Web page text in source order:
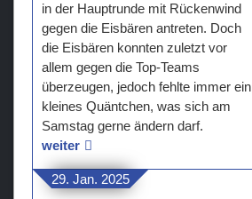
in der Hauptrunde mit Rückenwind
gegen die Eisbären antreten. Doch
die Eisbären konnten zuletzt vor
allem gegen die Top-Teams
überzeugen, jedoch fehlte immer ein
kleines Quäntchen, was sich am
Samstag gerne ändern darf.
weiter
29. Jan. 2025